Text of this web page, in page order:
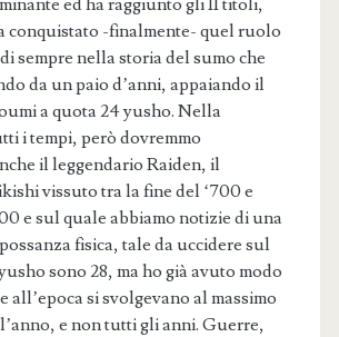
ed ha raggiunto gli 11 titoli,
conquistato -finalmente- quel ruolo
sempre nella storia del sumo che
da un paio d’anni, appaiando il
a quota 24 yusho. Nella
i tempi, però dovremmo
il leggendario Raiden, il
vissuto tra la fine del ‘700 e
e sul quale abbiamo notizie di una
fisica, tale da uccidere sul
sono 28, ma ho già avuto modo
all’epoca si svolgevano al massimo
e non tutti gli anni. Guerre,